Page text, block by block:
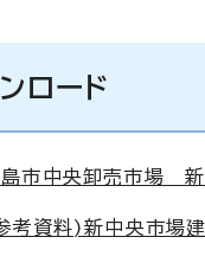
ロード
島市中央卸売市場
考資料)新中央市場